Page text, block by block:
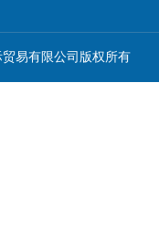
易有限公司版权所有